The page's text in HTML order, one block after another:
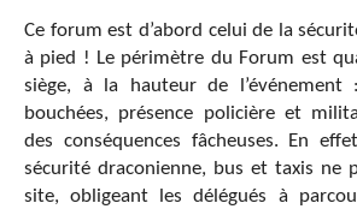
Ce forum est d’abord celui de la
à pied ! Le périmètre du Forum est
siège, à la hauteur de l’événement
bouchées, présence policière et
des conséquences fâcheuses. En
sécurité draconienne, bus et taxis ne
site, obligeant les délégués à